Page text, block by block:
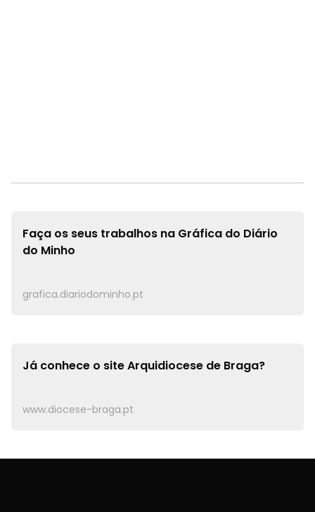
Faça os seus trabalhos na Gráfica do Diário
do Minho
grafica.diariodominho.pt
Já conhece o siteArquidiocese de Braga?
www.diocese-braga.pt